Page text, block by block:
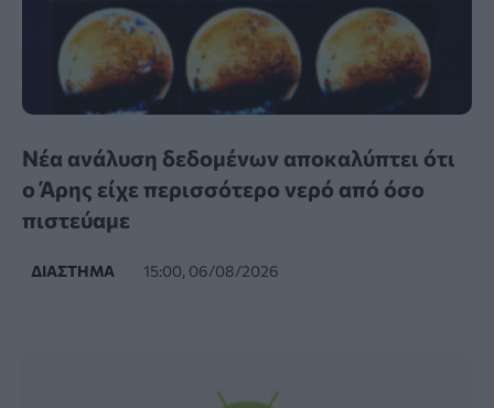
Νέα ανάλυση δεδομένων αποκαλύπτει ότι
ο Άρης είχε περισσότερο νερό από όσο
πιστεύαμε
ΔΙΆΣΤΗΜΑ 15:00, 06/08/2026